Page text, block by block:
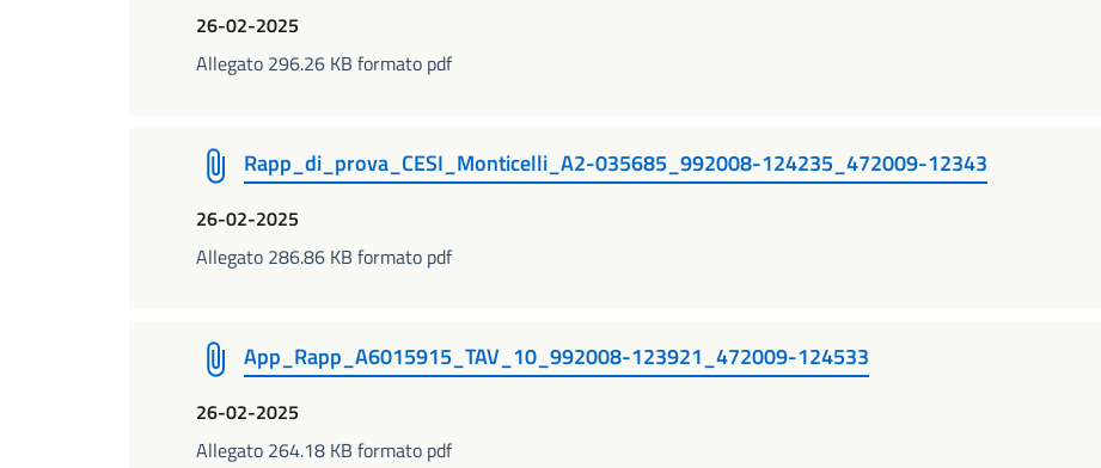
26-02-2025
Allegato 296.26 KB formato pdf
Rapp_di_prova_CESI_Monticelli_A2-035685_992008-124235_472009-12343
26-02-2025
Allegato 286.86 KB formato pdf
App_Rapp_A6015915_TAV_10_992008-123921_472009-124533
26-02-2025
Allegato 264.18 KB formato pdf